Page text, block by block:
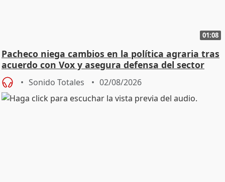
01:08
Pacheco niega cambios en la política agraria tras
acuerdo con Vox y asegura defensa del sector
Sonido Totales 02/08/2026